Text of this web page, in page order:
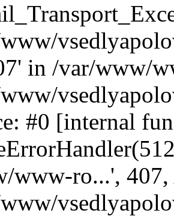
in /var/www/
#0 [internal
www-ro...',